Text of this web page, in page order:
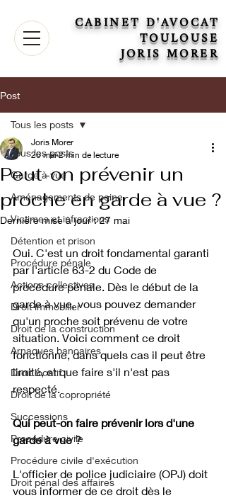
CABINET D'AVOCAT
TOULOUSE
JORIS MORER
Post
Tous les posts
Garde à vue
Aménagements de peine
Victimes et infractions
Détention et prison
Procédure pénale
Actions collectives
Droit immobilier
Droit de la construction
Arnaques bancaires
Droit locatif
Droit de la copropriété
Successions
Procédure civile
Procédure civile d'exécution
Droit pénal des affaires
Tous les posts
Peut-on prévenir un
proche en garde à vue ?
Joris Morer
26 mai 2 min de lecture
Dernière mise à jour :27 mai
Oui. C'est un droit fondamental garanti
par l'article 63-2 du Code de
procédure pénale. Dès le début de la
garde à vue, vous pouvez demander
qu'un proche soit prévenu de votre
situation. Voici comment ce droit
fonctionne, dans quels cas il peut être
limité, et que faire s'il n'est pas
respecté.
Qui peut-on faire prévenir lors d'une
garde à vue ?
L'officier de police judiciaire (OPJ) doit
vous informer de ce droit dès le